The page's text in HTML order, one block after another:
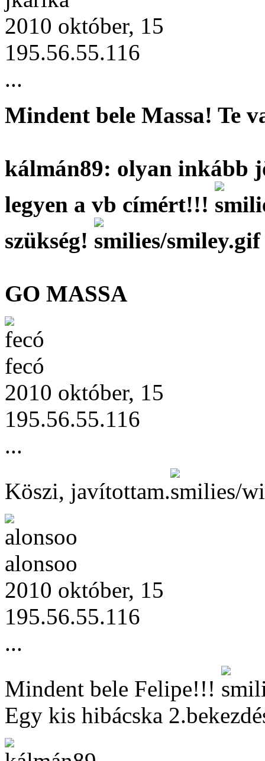
2010 október, 15
195.56.55.116
...
Mindent bele Massa! Te
kálmán89: olyan inkább
legyen a vb címért!!!
szükség!
GO MASSA
fecó
2010 október, 15
195.56.55.116
...
Köszi, javítottam.
alonsoo
2010 október, 15
195.56.55.116
...
Mindent bele Felipe!!!
Egy kis hibácska